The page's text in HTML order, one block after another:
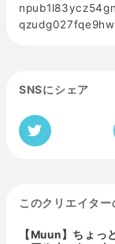
SNSにシェア
このクリエイター
【Muun】ちょっ